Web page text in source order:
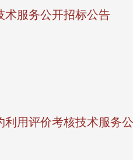
术服务公开招标公告
用评价考核技术服务